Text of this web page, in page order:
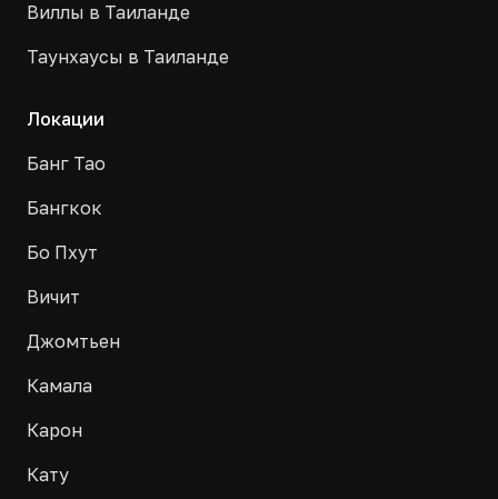
Виллы в Таиланде
Таунхаусы в Таиланде
Локации
Банг Тао
Бангкок
Бо Пхут
Вичит
Джомтьен
Камала
Карон
Кату